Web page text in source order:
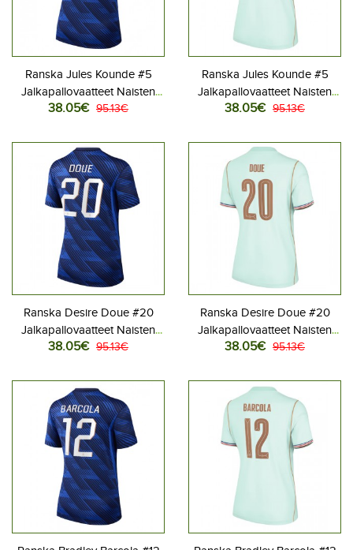
Ranska Jules Kounde #5
Jalkapallovaatteet Naisten
Kotipaita MM-kisat 2026
38.05€ 95.13€
Ranska Jules Kounde #5
Jalkapallovaatteet Naisten
Vieraspaita MM-kisat 2026
38.05€ 95.13€
Ranska Desire Doue #20
Jalkapallovaatteet Naisten
Kotipaita MM-kisat 2026
38.05€ 95.13€
Ranska Desire Doue #20
Jalkapallovaatteet Naisten
Vieraspaita MM-kisat 2026
38.05€ 95.13€